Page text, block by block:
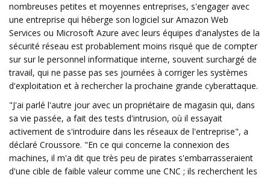
nombreuses petites et moyennes entreprises, s'engager avec
une entreprise qui héberge son logiciel sur Amazon Web
Services ou Microsoft Azure avec leurs équipes d'analystes de la
sécurité réseau est probablement moins risqué que de compter
sur sur le personnel informatique interne, souvent surchargé de
travail, qui ne passe pas ses journées à corriger les systèmes
d'exploitation et à rechercher la prochaine grande cyberattaque.
"J'ai parlé l'autre jour avec un propriétaire de magasin qui, dans
sa vie passée, a fait des tests d'intrusion, où il essayait
activement de s'introduire dans les réseaux de l'entreprise", a
déclaré Croussore. "En ce qui concerne la connexion des
machines, il m'a dit que très peu de pirates s'embarrasseraient
d'une cible de faible valeur comme une CNC ; ils recherchent les